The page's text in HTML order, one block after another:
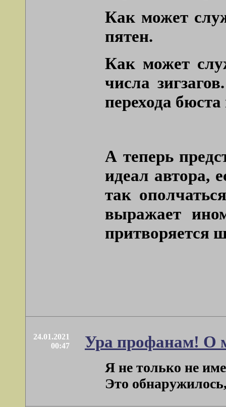
Как может
пятен.
Как может
числа
перехода
А теперь
идеал автора,
так
выражает
притворяется
24.01.2021
00:47
Ура профанам! О
Я не только не
Это